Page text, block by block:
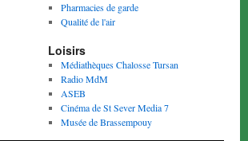
Pharmacies de garde
Qualité de l'air
Loisirs
Médiathèques Chalosse Tursan
Radio MdM
ASEB
Cinéma de St Sever Media 7
Musée de Brassempouy